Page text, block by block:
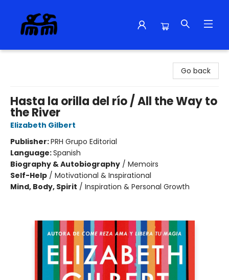
Go back
Hasta la orilla del río / All the Way to
the River
Elizabeth Gilbert
Publisher:PRH Grupo Editorial
Language:Spanish
Biography & Autobiography / Memoirs
Self-Help / Motivational & Inspirational
Mind, Body, Spirit / Inspiration & Personal Growth